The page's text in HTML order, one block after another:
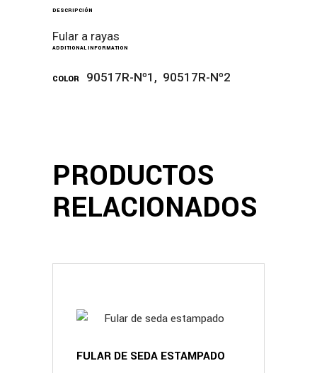
DESCRIPCIÓN
Fular a rayas
ADDITIONAL INFORMATION
COLOR 90517R-Nº1, 90517R-Nº2
PRODUCTOS
RELACIONADOS
FULAR DE SEDA ESTAMPADO